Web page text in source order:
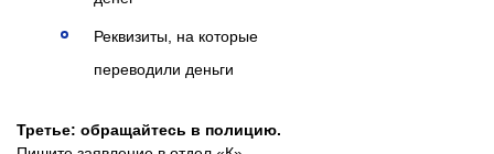
Реквизиты, на которые
переводили деньги
Третье: обращайтесь в полицию.